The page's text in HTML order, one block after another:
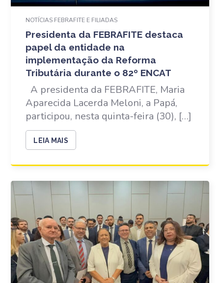
NOTÍCIAS FEBRAFITE E FILIADAS
Presidenta da FEBRAFITE destaca
papel da entidade na
implementação da Reforma
Tributária durante o 82º ENCAT
A presidenta da FEBRAFITE, Maria
Aparecida Lacerda Meloni, a Papá,
participou, nesta quinta-feira (30), […]
LEIA MAIS